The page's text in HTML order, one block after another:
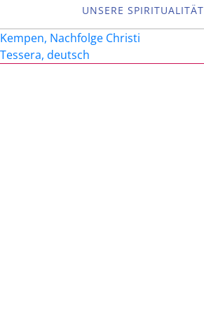
UNSERE SPIRITUALITÄT
Beitragsnavigation
Kempen, Nachfolge Christi
Tessera, deutsch